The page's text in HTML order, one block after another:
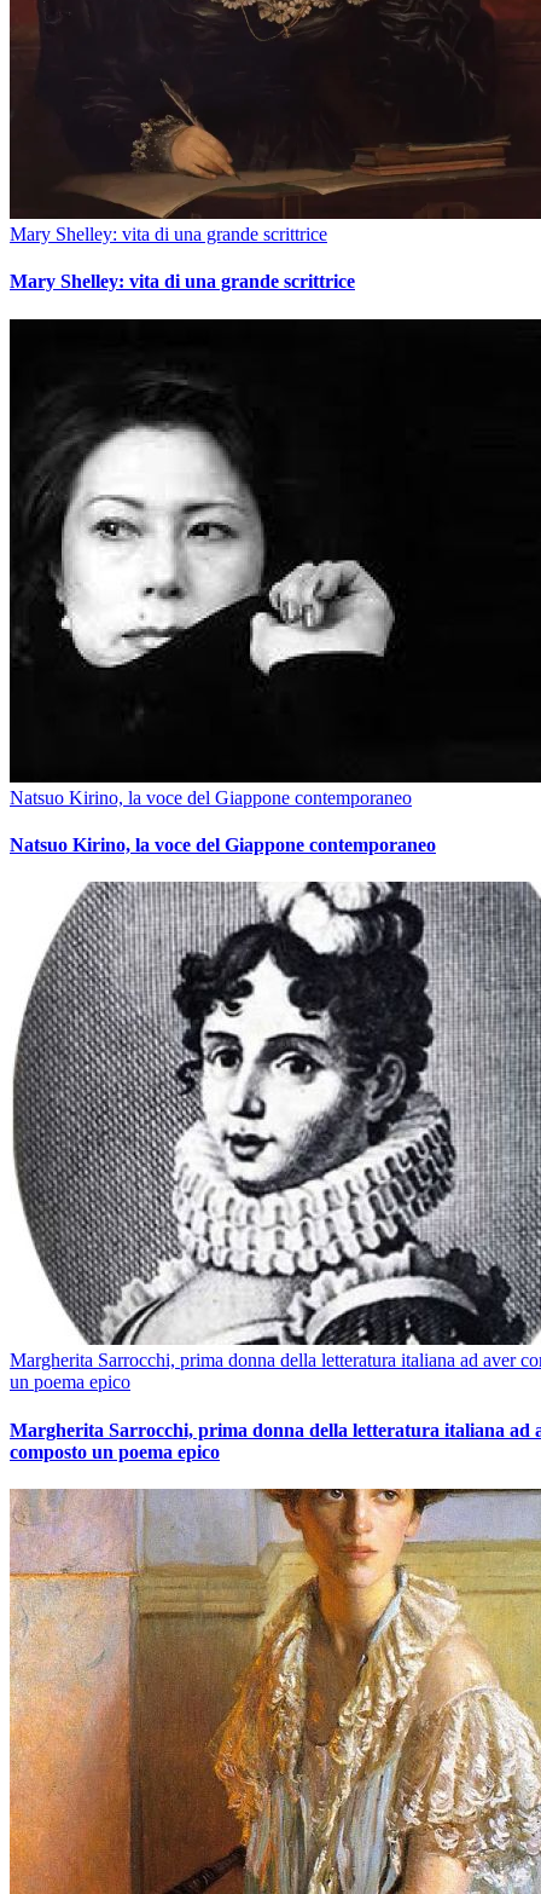
Mary Shelley: vita di una grande scrittrice
Mary Shelley: vita di una grande scrittrice
Natsuo Kirino, la voce del Giappone contemporaneo
Natsuo Kirino, la voce del Giappone contemporaneo
Margherita Sarrocchi, prima donna della letteratura italiana ad aver
un poema epico
Margherita Sarrocchi, prima donna della letteratura italiana ad
composto un poema epico